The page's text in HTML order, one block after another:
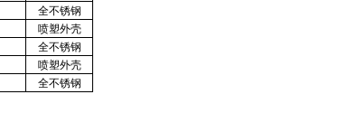
全不锈钢
喷塑外壳
全不锈钢
喷塑外壳
全不锈钢